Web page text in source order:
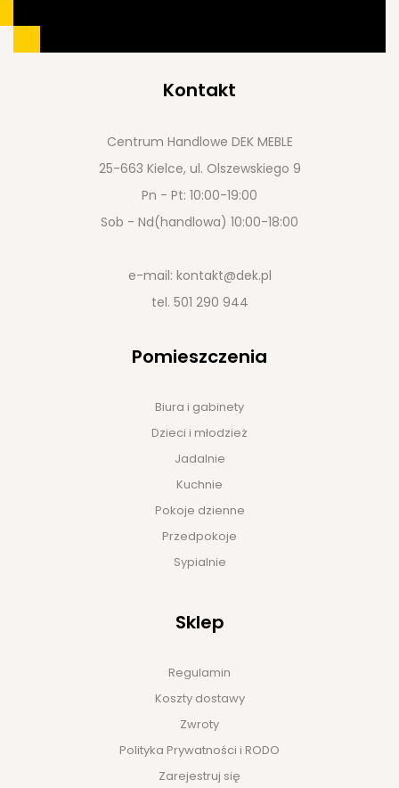
Kontakt
Centrum Handlowe DEK MEBLE
25-663 Kielce, ul. Olszewskiego 9
Pn - Pt: 10:00-19:00
Sob - Nd(handlowa) 10:00-18:00
e-mail: kontakt@dek.pl
tel. 501 290 944
Pomieszczenia
Biura i gabinety
Dzieci i młodzież
Jadalnie
Kuchnie
Pokoje dzienne
Przedpokoje
Sypialnie
Sklep
Regulamin
Koszty dostawy
Zwroty
Polityka Prywatności i RODO
Zarejestruj się